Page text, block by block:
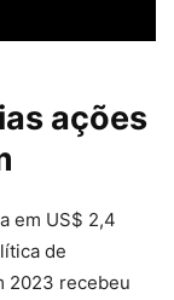
ações
em US$ 2,4
de
2023 recebeu